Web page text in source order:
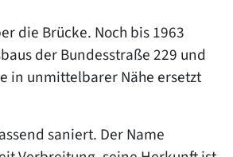
die Brücke. Noch bis 1963
der Bundesstraße 229 und
in unmittelbarer Nähe ersetzt
saniert. Der Name